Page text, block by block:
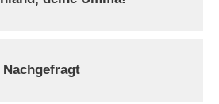
Nachgefragt